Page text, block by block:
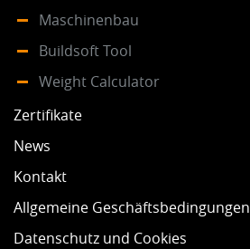
Maschinenbau
Buildsoft Tool
Weight Calculator
Zertifikate
News
Kontakt
Allgemeine Geschäftsbedingungen
Datenschutz und Cookies